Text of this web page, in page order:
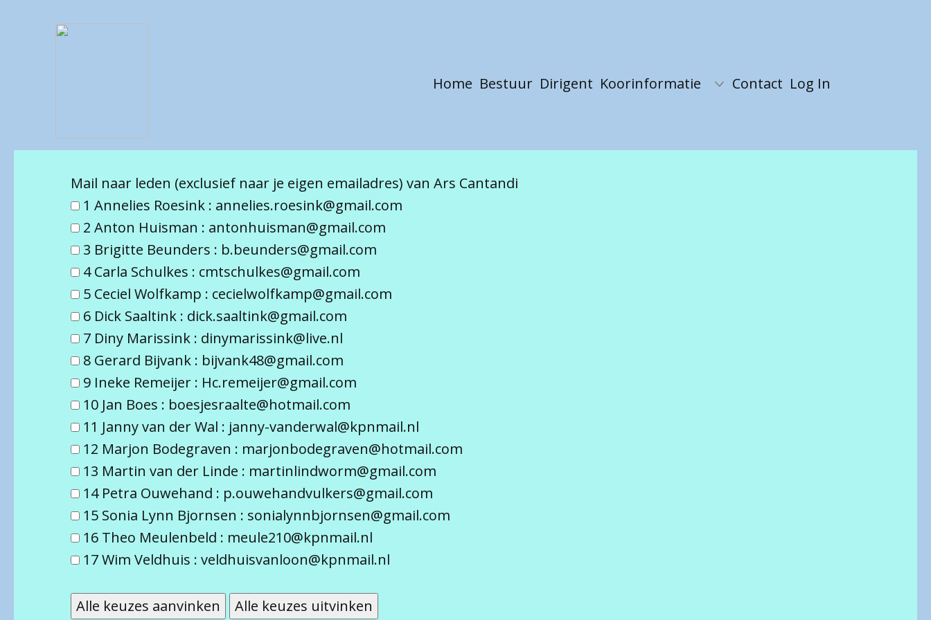
Home Bestuur Dirigent Koorinformatie Contact Log In
Mail naar leden (exclusief naar je eigen emailadres) van Ars Cantandi
1 Annelies Roesink : annelies.roesink@gmail.com
2 Anton Huisman : antonhuisman@gmail.com
3 Brigitte Beunders : b.beunders@gmail.com
4 Carla Schulkes : cmtschulkes@gmail.com
5 Ceciel Wolfkamp : cecielwolfkamp@gmail.com
6 Dick Saaltink : dick.saaltink@gmail.com
7 Diny Marissink : dinymarissink@live.nl
8 Gerard Bijvank : bijvank48@gmail.com
9 Ineke Remeijer : Hc.remeijer@gmail.com
10 Jan Boes : boesjesraalte@hotmail.com
11 Janny van der Wal : janny-vanderwal@kpnmail.nl
12 Marjon Bodegraven : marjonbodegraven@hotmail.com
13 Martin van der Linde : martinlindworm@gmail.com
14 Petra Ouwehand : p.ouwehandvulkers@gmail.com
15 Sonia Lynn Bjornsen : sonialynnbjornsen@gmail.com
16 Theo Meulenbeld : meule210@kpnmail.nl
17 Wim Veldhuis : veldhuisvanloon@kpnmail.nl
Alle keuzes aanvinken Alle keuzes uitvinken